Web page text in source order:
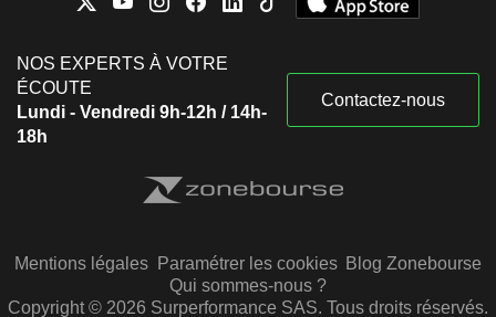
NOS EXPERTS À VOTRE
ÉCOUTE
Lundi - Vendredi 9h-12h / 14h-
18h
Contactez-nous
Mentions légales Paramétrer les cookies Blog Zonebourse
Qui sommes-nous ?
Copyright © 2026 Surperformance SAS. Tous droits réservés.